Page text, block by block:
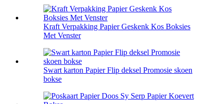
Kraft Verpakking Papier Geskenk Kos Boksies
Met Venster
Swart karton Papier Flip deksel Promosie skoen
bokse